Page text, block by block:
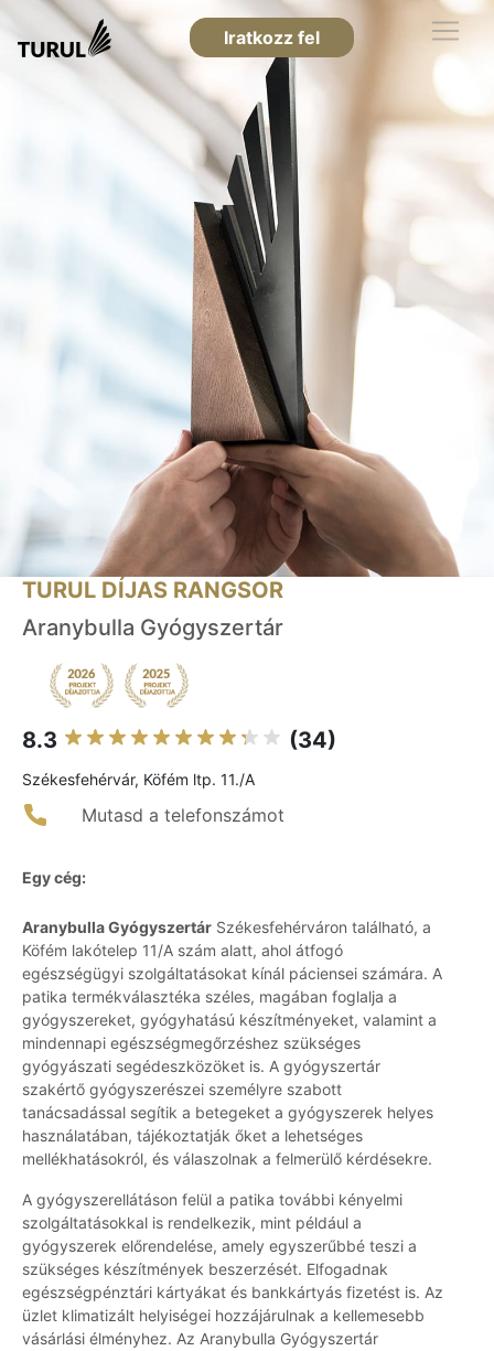
Iratkozz fel
TURUL DÍJAS RANGSOR
Aranybulla Gyógyszertár
8.3 (34)
Székesfehérvár, Köfém ltp. 11./A
Mutasd a telefonszámot
Egy cég:
Aranybulla Gyógyszertár Székesfehérváron található, a
Köfém lakótelep 11/A szám alatt, ahol átfogó
egészségügyi szolgáltatásokat kínál páciensei számára. A
patika termékválasztéka széles, magában foglalja a
gyógyszereket, gyógyhatású készítményeket, valamint a
mindennapi egészségmegőrzéshez szükséges
gyógyászati segédeszközöket is. A gyógyszertár
szakértő gyógyszerészei személyre szabott
tanácsadással segítik a betegeket a gyógyszerek helyes
használatában, tájékoztatják őket a lehetséges
mellékhatásokról, és válaszolnak a felmerülő kérdésekre.
A gyógyszerellátáson felül a patika további kényelmi
szolgáltatásokkal is rendelkezik, mint például a
gyógyszerek előrendelése, amely egyszerűbbé teszi a
szükséges készítmények beszerzését. Elfogadnak
egészségpénztári kártyákat és bankkártyás fizetést is. Az
üzlet klimatizált helyiségei hozzájárulnak a kellemesebb
vásárlási élményhez. Az Aranybulla Gyógyszertár